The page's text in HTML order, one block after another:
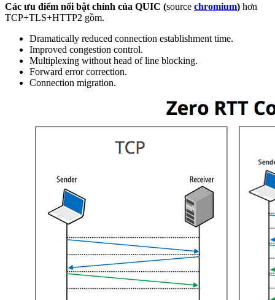
Các ưu điểm nổi bật chính của QUIC (source chromium) hơn
TCP+TLS+HTTP2 gồm.
Dramatically reduced connection establishment time.
Improved congestion control.
Multiplexing without head of line blocking.
Forward error correction.
Connection migration.